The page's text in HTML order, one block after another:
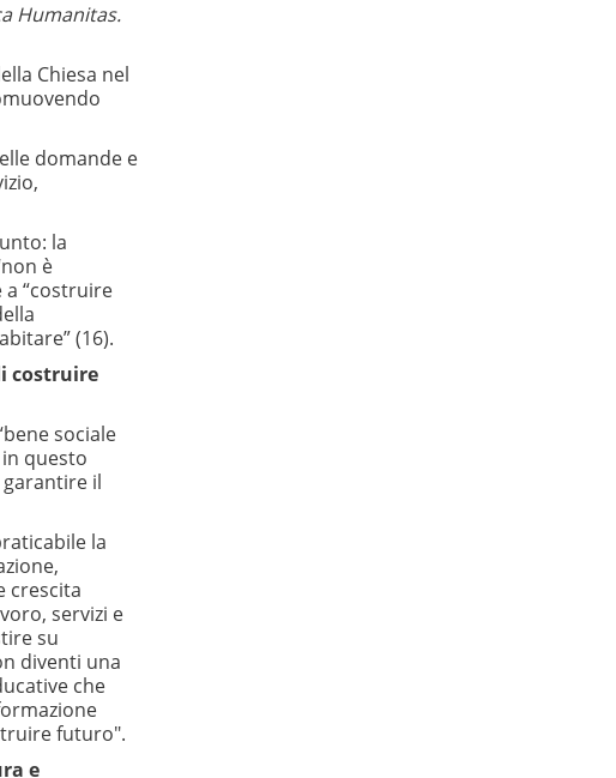
Humanitas.
Chiesa nel
domande e
la
è
a “costruire
(16).
costruire
sociale
questo
il
la
crescita
servizi e
su
diventi una
che
futuro".
e